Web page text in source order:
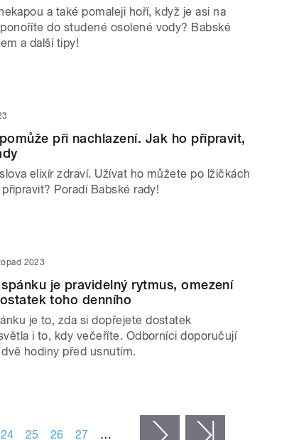
a také pomaleji hoří, když je asi na
do studené osolené vody? Babské
a další tipy!
při nachlazení. Jak ho připravit,
elixír zdraví. Užívat ho můžete po lžičkách
Poradí Babské rady!
2023
je pravidelný rytmus, omezení
toho denního
je to, zda si dopřejete dostatek
i to, kdy večeříte. Odborníci doporučují
hodiny před usnutím.
24 25 26 27 … následující ›